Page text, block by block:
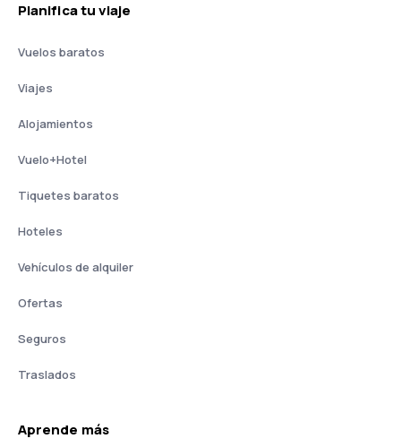
Planifica tu viaje
Vuelos baratos
Viajes
Alojamientos
Vuelo+Hotel
Tiquetes baratos
Hoteles
Vehículos de alquiler
Ofertas
Seguros
Traslados
Aprende más